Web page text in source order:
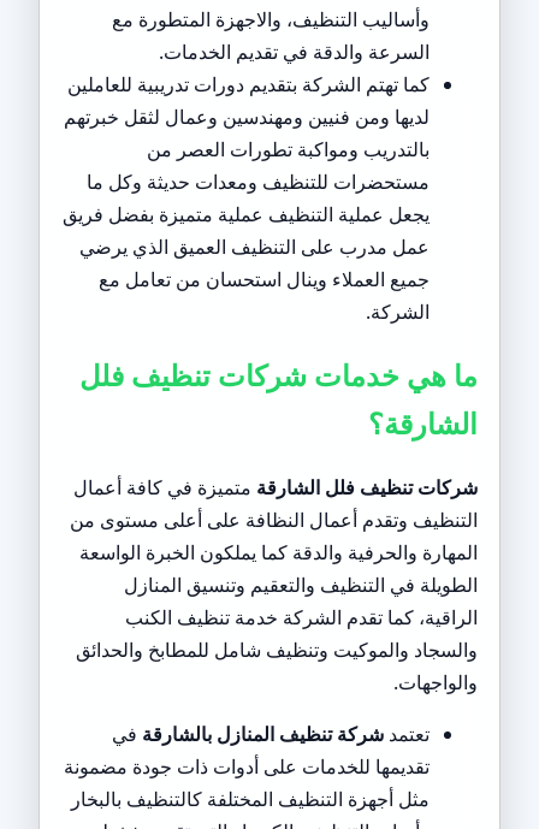
وأساليب التنظيف، والاجهزة المتطورة مع
السرعة والدقة في تقديم الخدمات.
كما تهتم الشركة بتقديم دورات تدريبية للعاملين
لديها ومن فنيين ومهندسين وعمال لثقل خبرتهم
بالتدريب ومواكبة تطورات العصر من
مستحضرات للتنظيف ومعدات حديثة وكل ما
يجعل عملية التنظيف عملية متميزة بفضل فريق
عمل مدرب على التنظيف العميق الذي يرضي
جميع العملاء وينال استحسان من تعامل مع
الشركة.
ما هي خدمات شركات تنظيف فلل
الشارقة؟
شركات تنظيف فلل الشارقة متميزة في كافة أعمال
التنظيف وتقدم أعمال النظافة على أعلى مستوى من
المهارة والحرفية والدقة كما يملكون الخبرة الواسعة
الطويلة في التنظيف والتعقيم وتنسيق المنازل
الراقية، كما تقدم الشركة خدمة تنظيف الكنب
والسجاد والموكيت وتنظيف شامل للمطابخ والحدائق
والواجهات.
تعتمد شركة تنظيف المنازل بالشارقة في
تقديمها للخدمات على أدوات ذات جودة مضمونة
مثل أجهزة التنظيف المختلفة كالتنظيف بالبخار